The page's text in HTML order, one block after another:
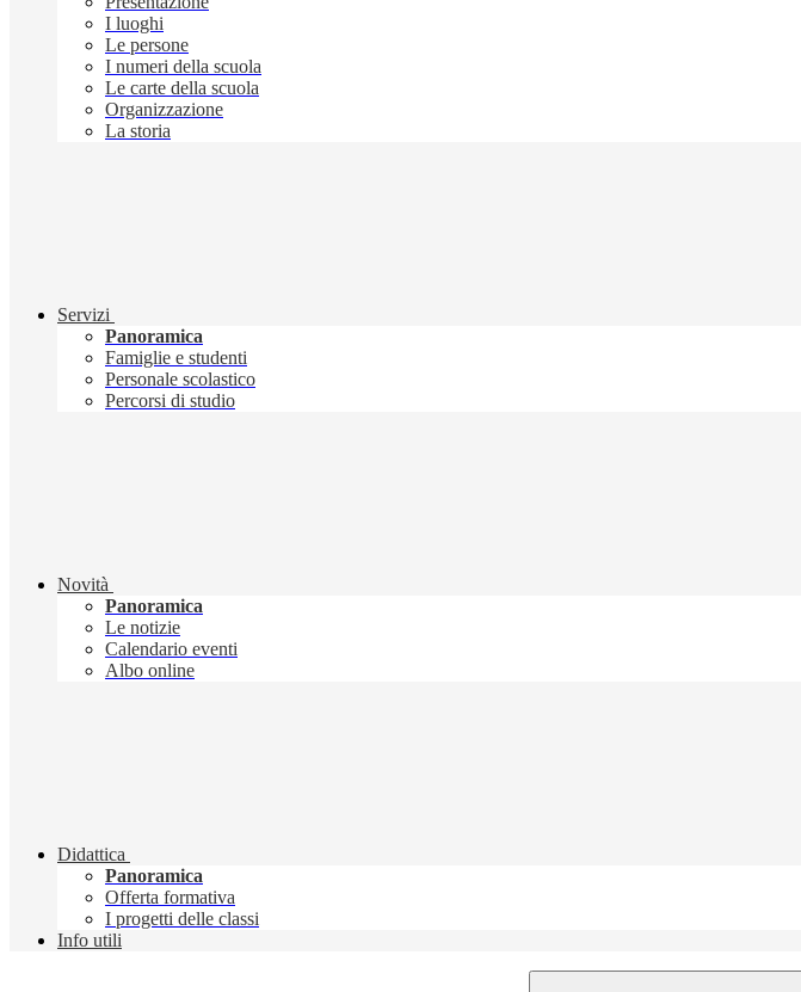
I luoghi
Le persone
I numeri della scuola
Le carte della scuola
Organizzazione
La storia
Servizi
Panoramica
Famiglie e studenti
Personale scolastico
Percorsi di studio
Novità
Panoramica
Le notizie
Calendario eventi
Albo online
Didattica
Panoramica
Offerta formativa
I progetti delle classi
Info utili